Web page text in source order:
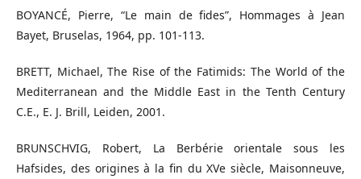
BOYANCÉ, Pierre, “Le main de fides”, Hommages à Jean
Bayet, Bruselas, 1964, pp. 101-113.
BRETT, Michael, The Rise of the Fatimids: The World of the
Mediterranean and the Middle East in the Tenth Century
C.E., E. J. Brill, Leiden, 2001.
BRUNSCHVIG, Robert, La Berbérie orientale sous les
Hafsides, des origines à la fin du XVe siècle, Maisonneuve,